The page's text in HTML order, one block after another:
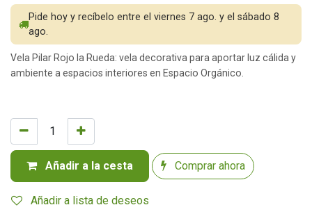
Añadir a la cesta Comprar ahora
Añadir a lista de deseos
Pide hoy y recíbelo entre el viernes 7 ago. y el sábado 8
ago.
Vela Pilar Rojo la Rueda: vela decorativa para aportar luz cálida y
ambiente a espacios interiores en Espacio Orgánico.